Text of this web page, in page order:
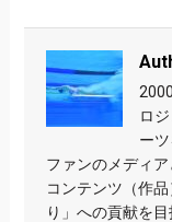
ロ
ー
ファンのメディ
コンテンツ（作
り」への貢献を